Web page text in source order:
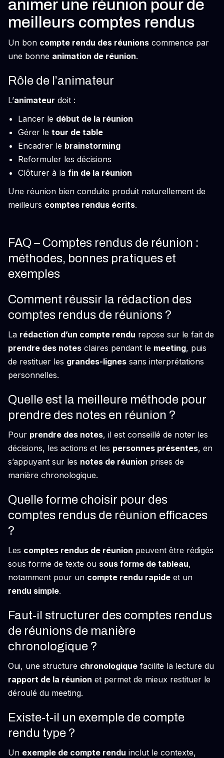
animer une réunion pour de
meilleurs comptes rendus
Un bon compte rendu des réunions commence par
une bonne animation de réunion.
Rôle de l’animateur
L’animateur doit :
Lancer le début de la réunion
Gérer le tour de table
Encadrer le brainstorming
Reformuler les décisions
Clôturer à la fin de la réunion
Une réunion bien conduite produit naturellement de
meilleurs comptes rendus écrits.
FAQ – Comptes rendus de réunion :
méthodes, bonnes pratiques et
exemples
Comment réussir la rédaction des
comptes rendus de réunions ?
La rédaction d’un compte rendu repose sur le fait de
prendre des notes claires pendant le meeting, puis
de restituer les grandes-lignes sans interprétations
personnelles.
Quelle est la meilleure méthode pour
prendre des notes en réunion ?
Pour prendre des notes, il est conseillé de noter les
décisions, les actions et les personnes présentes, en
s’appuyant sur les notes de réunion prises de
manière chronologique.
Quelle forme choisir pour des
comptes rendus de réunion efficaces
?
Les comptes rendus de réunion peuvent être rédigés
sous forme de texte ou sous forme de tableau,
notamment pour un compte rendu rapide et un
rendu simple.
Faut-il structurer des comptes rendus
de réunions de manière
chronologique ?
Oui, une structure chronologique facilite la lecture du
rapport de la réunion et permet de mieux restituer le
déroulé du meeting.
Existe-t-il un exemple de compte
rendu type ?
Un exemple de compte rendu inclut le contexte,